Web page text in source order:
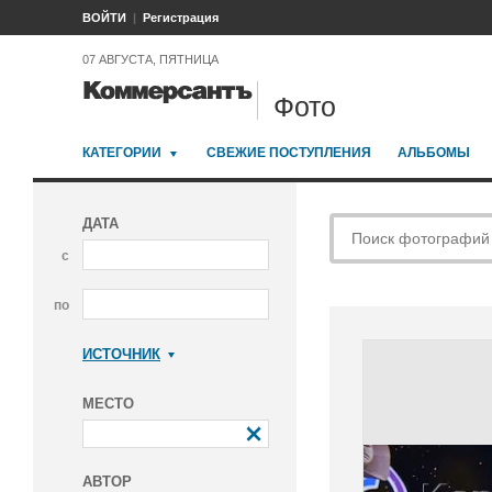
ВОЙТИ Регистрация
07 АВГУСТА, ПЯТНИЦА
Фото
КАТЕГОРИИ СВЕЖИЕ ПОСТУПЛЕНИЯ АЛЬБОМЫ
ДАТА
с
по
ИСТОЧНИК
МЕСТО
АВТОР